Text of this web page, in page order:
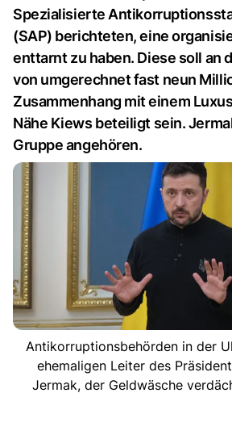
Spezialisierte
(SAP) berichteten, eine
enttarnt zu haben. Diese soll an
von umgerechnet fast neun
Zusammenhang mit einem
Nähe Kiews beteiligt sein.
Gruppe angehören.
Antikorruptionsbehörden in der
ehemaligen Leiter des
Jermak, der Geldwäsche